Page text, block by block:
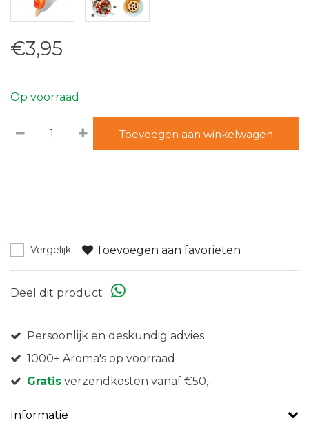
€3,95
Op voorraad
Toevoegen aan winkelwagen
Vergelijk Toevoegen aan favorieten
Deel dit product
Persoonlijk en deskundig advies
1000+ Aroma's op voorraad
Gratis verzendkosten vanaf €50,-
Informatie